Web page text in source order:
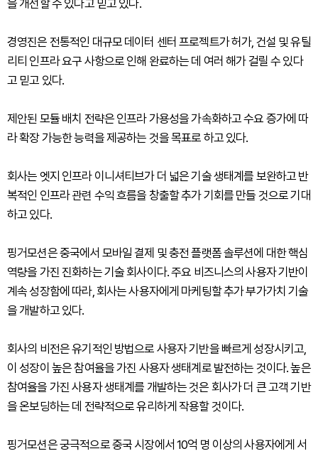
을 개선할 수 있다고 믿고 있다.
경영진은 전통적인 대규모 데이터 센터 프로젝트가 허가, 건설 및 유틸
리티 인프라 요구 사항으로 인해 완료하는 데 여러 해가 걸릴 수 있다
고 믿고 있다.
제안된 모듈 배치 전략은 인프라 가용성을 가속화하고 수요 증가에 따
라 확장 가능한 능력을 제공하는 것을 목표로 하고 있다.
회사는 엣지 인프라 이니셔티브가 더 넓은 기술 생태계를 보완하고 반
복적인 인프라 관련 수익 흐름을 창출할 추가 기회를 만들 것으로 기대
하고 있다.
핑거모션은 중국에서 모바일 결제 및 충전 플랫폼 솔루션에 대한 핵심
역량을 가진 진화하는 기술 회사이다. 주요 비즈니스의 사용자 기반이
계속 성장함에 따라, 회사는 사용자에게 마케팅할 추가 부가가치 기술
을 개발하고 있다.
회사의 비전은 유기적인 방법으로 사용자 기반을 빠르게 성장시키고,
이 성장이 높은 참여율을 가진 사용자 생태계로 발전하는 것이다. 높은
참여율을 가진 사용자 생태계를 개발하는 것은 회사가 더 큰 고객 기반
을 온보딩하는 데 전략적으로 유리하게 작용할 것이다.
핑거모션은 궁극적으로 중국 시장에서 10억 명 이상의 사용자에게 서